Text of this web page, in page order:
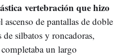
vertebración que hizo
ascenso de pantallas de doble
silbatos y roncadoras,
un largo